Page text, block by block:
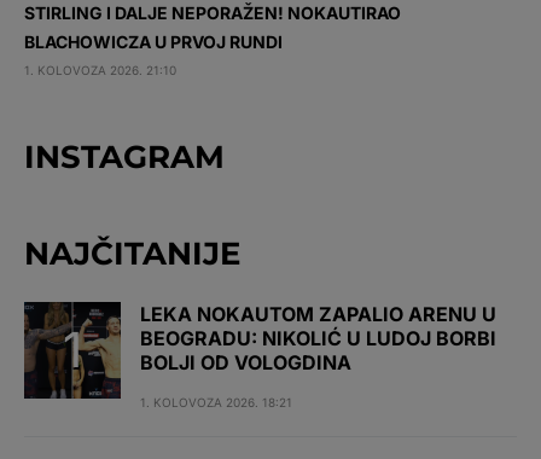
STIRLING I DALJE NEPORAŽEN! NOKAUTIRAO
BLACHOWICZA U PRVOJ RUNDI
1. KOLOVOZA 2026. 21:10
INSTAGRAM
NAJČITANIJE
LEKA NOKAUTOM ZAPALIO ARENU U
BEOGRADU: NIKOLIĆ U LUDOJ BORBI
BOLJI OD VOLOGDINA
1. KOLOVOZA 2026. 18:21